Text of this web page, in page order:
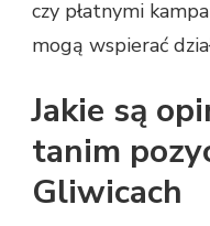
czy płatnymi
mogą wspierać
Jakie są
tanim
Gliwicach